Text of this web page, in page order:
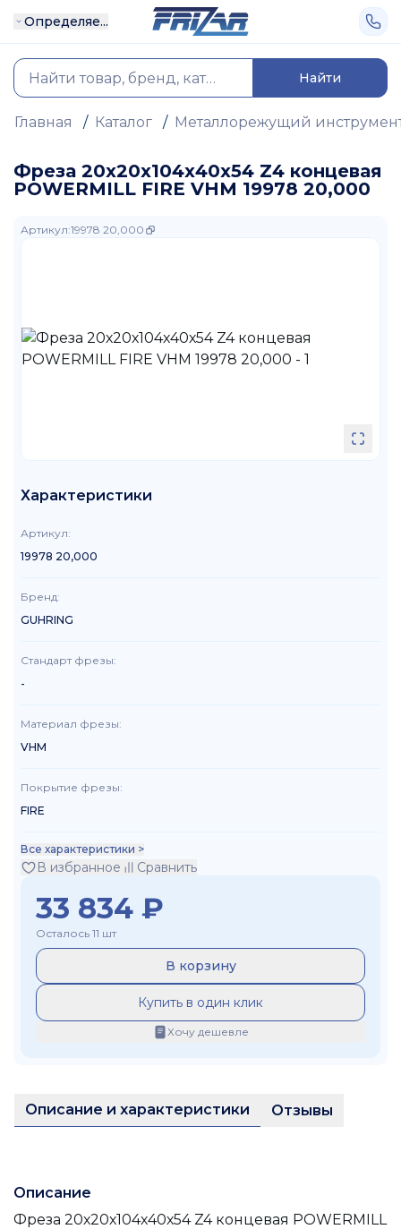
Определяе...
Найти
Главная / Каталог / Металлорежущий
Фреза 20х20х104х40х54 Z4 концевая
POWERMILL FIRE VHM 19978 20,000
Артикул:19978 20,000
Характеристики
Артикул:
19978 20,000
Бренд:
GUHRING
Стандарт фрезы:
-
Материал фрезы:
VHM
Покрытие фрезы:
FIRE
Все характеристики >
В избранное Сравнить
33 834 ₽
Осталось 11 шт
В корзину
Купить в один клик
Хочу дешевле
Описание и характеристики Отзывы
Описание
Фреза 20х20х104х40х54 Z4 концевая POWERMILL